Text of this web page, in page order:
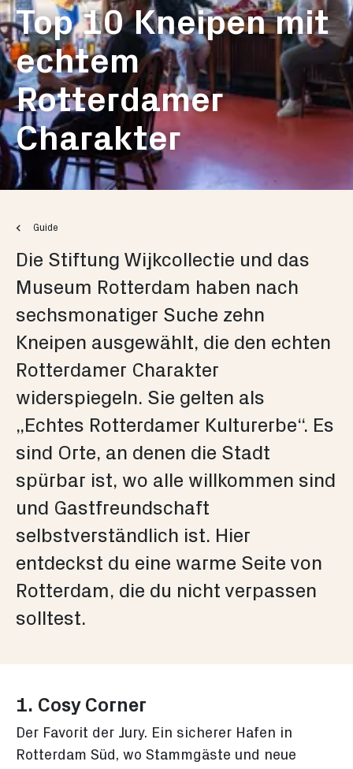
Top 10 Kneipen mit
echtem
Rotterdamer
Charakter
Guide
Die Stiftung Wijkcollectie und das
Museum Rotterdam haben nach
sechsmonatiger Suche zehn
Kneipen ausgewählt, die den echten
Rotterdamer Charakter
widerspiegeln. Sie gelten als
„Echtes Rotterdamer Kulturerbe“. Es
sind Orte, an denen die Stadt
spürbar ist, wo alle willkommen sind
und Gastfreundschaft
selbstverständlich ist. Hier
entdeckst du eine warme Seite von
Rotterdam, die du nicht verpassen
solltest.
1. Cosy Corner
Der Favorit der Jury. Ein sicherer Hafen in
Rotterdam Süd, wo Stammgäste und neue